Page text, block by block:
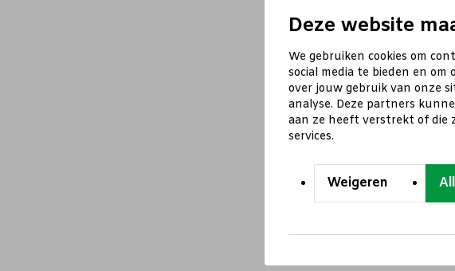
Deze website
We gebruiken cookies om
social media te bieden en
over jouw gebruik van onze
analyse. Deze partners
aan ze heeft verstrekt of die
services.
Weigeren